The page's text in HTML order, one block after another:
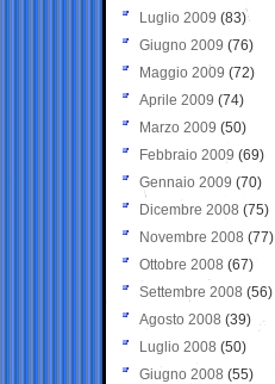
Luglio 2009 (83)
Giugno 2009 (76)
Maggio 2009 (72)
Aprile 2009 (74)
Marzo 2009 (50)
Febbraio 2009 (69)
Gennaio 2009 (70)
Dicembre 2008 (75)
Novembre 2008 (77)
Ottobre 2008 (67)
Settembre 2008 (56)
Agosto 2008 (39)
Luglio 2008 (50)
Giugno 2008 (55)